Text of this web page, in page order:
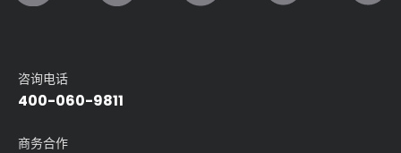
咨询电话
400-060-9811
商务合作